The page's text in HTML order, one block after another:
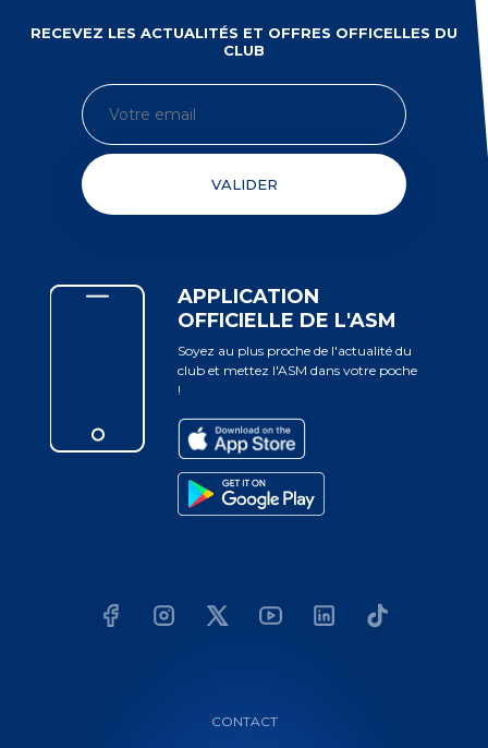
RECEVEZ LES ACTUALITÉS ET OFFRES OFFICELLES DU
CLUB
VALIDER
APPLICATION
OFFICIELLE DE L'ASM
Soyez au plus proche de l'actualité du
club et mettez l'ASM dans votre poche
!
CONTACT